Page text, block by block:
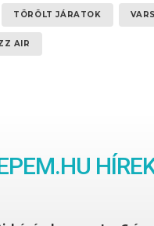
TÖRÖLT JÁRATOK
AIR